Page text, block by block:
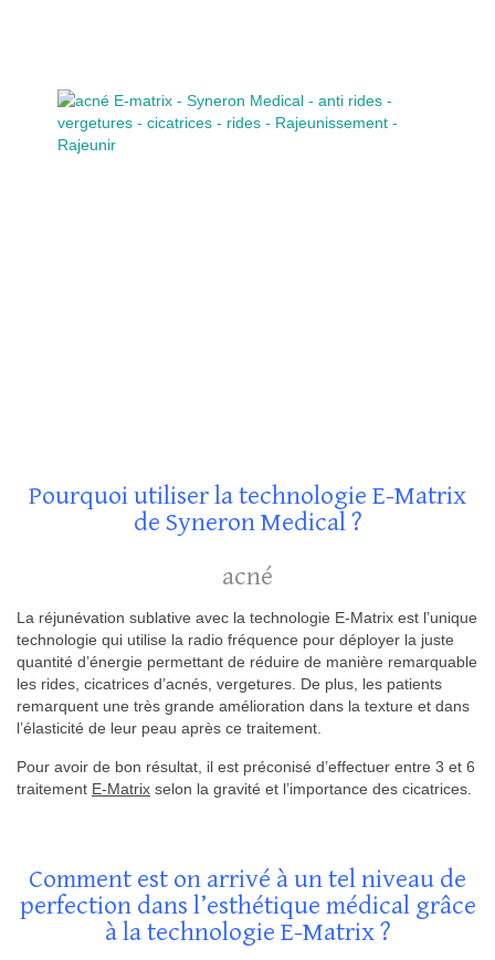
Pourquoi utiliser la technologie E-Matrix
de Syneron Medical ?
acné
La réjunévation sublative avec la technologie E-Matrix est l’unique
technologie qui utilise la radio fréquence pour déployer la juste
quantité d’énergie permettant de réduire de manière remarquable
les rides, cicatrices d’acnés, vergetures. De plus, les patients
remarquent une très grande amélioration dans la texture et dans
l’élasticité de leur peau après ce traitement.
Pour avoir de bon résultat, il est préconisé d’effectuer entre 3 et 6
traitement E-Matrix selon la gravité et l’importance des cicatrices.
Comment est on arrivé à un tel niveau de
perfection dans l’esthétique médical grâce
à la technologie E-Matrix ?